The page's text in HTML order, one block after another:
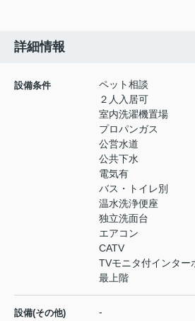
詳細情報
設備条件
ペット相談
２人入居可
室内洗濯機置場
プロパンガス
公営水道
公共下水
電気有
バス・トイレ別
温水洗浄便座
独立洗面台
エアコン
CATV
TVモニタ付インター
最上階
設備(その他) -